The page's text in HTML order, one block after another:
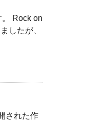
Rock on
したが、
された作